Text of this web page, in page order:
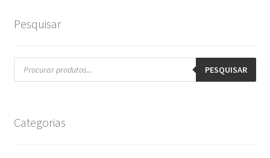
Pesquisar
Pesquisar
produtos PESQUISAR
Categorias